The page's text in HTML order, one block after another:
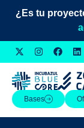
¿Es tu
Bases